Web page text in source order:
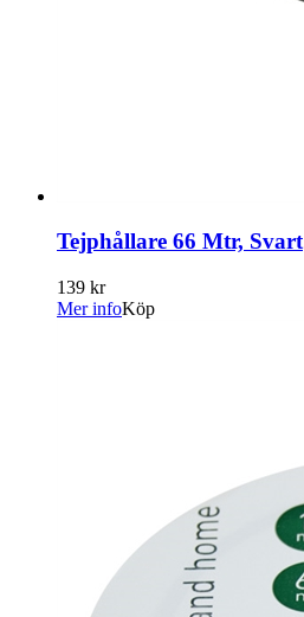
Tejphållare 66 Mtr, Svart
139 kr
Mer infoKöp